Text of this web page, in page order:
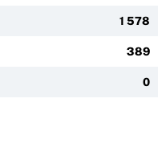
1 578
389
0